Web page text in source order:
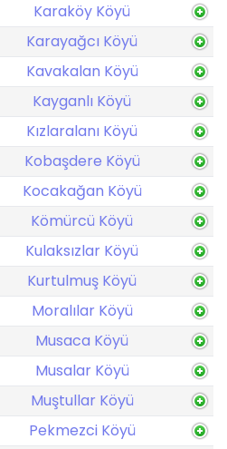
Karaköy Köyü
Karayağcı Köyü
Kavakalan Köyü
Kayganlı Köyü
Kızlaralanı Köyü
Kobaşdere Köyü
Kocakağan Köyü
Kömürcü Köyü
Kulaksızlar Köyü
Kurtulmuş Köyü
Moralılar Köyü
Musaca Köyü
Musalar Köyü
Muştullar Köyü
Pekmezci Köyü